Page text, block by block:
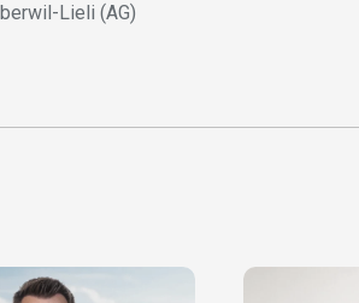
Lieli (AG)